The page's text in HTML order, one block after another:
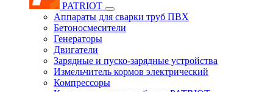
PATRIOT
Аппараты для сварки труб ПВХ
Бетоносмесители
Генераторы
Двигатели
Зарядные и пуско-зарядные устройства
Измельчитель кормов электрический
Компрессоры